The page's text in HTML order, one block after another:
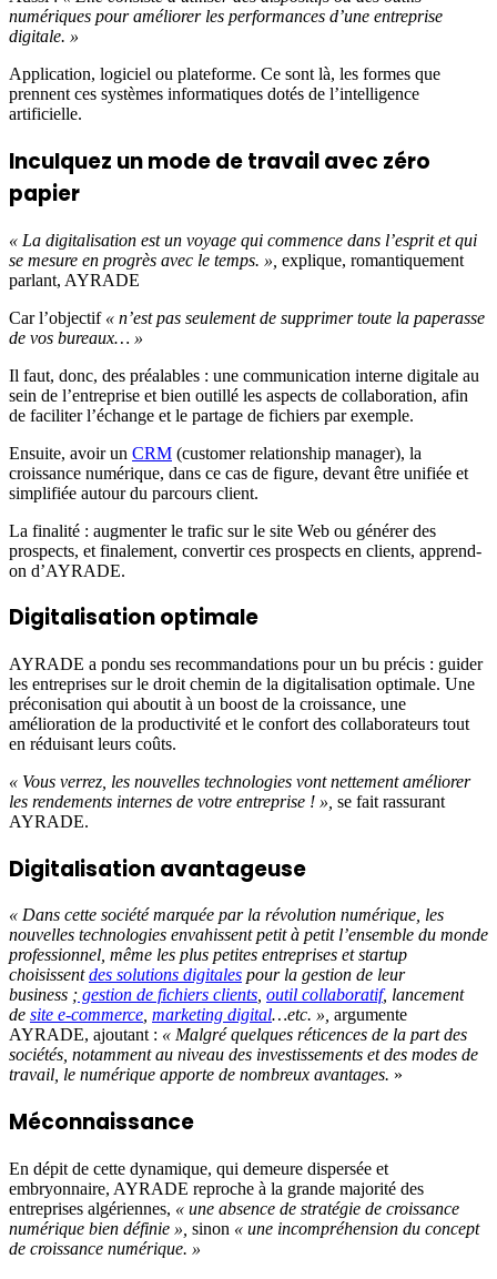
numériques pour améliorer les performances d’une entreprise
digitale. »
Application, logiciel ou plateforme. Ce sont là, les formes que
prennent ces systèmes informatiques dotés de l’intelligence
artificielle.
Inculquez un mode de travail avec zéro
papier
« La digitalisation est un voyage qui commence dans l’esprit et qui
se mesure en progrès avec le temps. », explique, romantiquement
parlant, AYRADE
Car l’objectif « n’est pas seulement de supprimer toute la paperasse
de vos bureaux… »
Il faut, donc, des préalables : une communication interne digitale au
sein de l’entreprise et bien outillé les aspects de collaboration, afin
de faciliter l’échange et le partage de fichiers par exemple.
Ensuite, avoir un CRM (customer relationship manager), la
croissance numérique, dans ce cas de figure, devant être unifiée et
simplifiée autour du parcours client.
La finalité : augmenter le trafic sur le site Web ou générer des
prospects, et finalement, convertir ces prospects en clients, apprend-
on d’AYRADE.
Digitalisation optimale
AYRADE a pondu ses recommandations pour un bu précis : guider
les entreprises sur le droit chemin de la digitalisation optimale. Une
préconisation qui aboutit à un boost de la croissance, une
amélioration de la productivité et le confort des collaborateurs tout
en réduisant leurs coûts.
« Vous verrez, les nouvelles technologies vont nettement améliorer
les rendements internes de votre entreprise ! », se fait rassurant
AYRADE.
Digitalisation avantageuse
« Dans cette société marquée par la révolution numérique, les
nouvelles technologies envahissent petit à petit l’ensemble du monde
professionnel, même les plus petites entreprises et startup
choisissentdes solutions digitales pour la gestion de leur
business ; gestion de fichiers clients, outil collaboratif, lancement
de site e-commerce, marketing digital…etc. », argumente
AYRADE, ajoutant : « Malgré quelques réticences de la part des
sociétés, notamment au niveau des investissements et des modes de
travail, le numérique apporte de nombreux avantages. »
Méconnaissance
En dépit de cette dynamique, qui demeure dispersée et
embryonnaire, AYRADE reproche à la grande majorité des
entreprises algériennes, « une absence de stratégie de croissance
numérique bien définie », sinon « une incompréhension du concept
de croissance numérique. »